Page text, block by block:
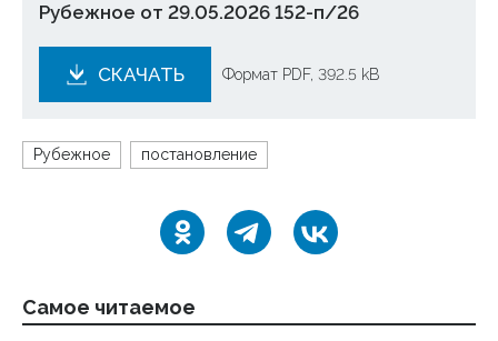
Рубежное от 29.05.2026 152-п/26
СКАЧАТЬ Формат PDF, 392.5 kB
Рубежное постановление
Самое читаемое